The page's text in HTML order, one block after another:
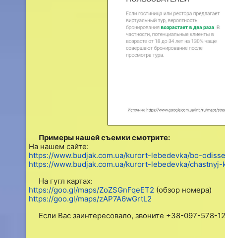
Примеры нашей съемки смотрите:
На нашем сайте:
https://www.budjak.com.ua/kurort-lebedevka/bo-
https://www.budjak.com.ua/kurort-lebedevka/
На гугл картах:
https://goo.gl/maps/ZoZSGnFqeET2 (обзор номера)
https://goo.gl/maps/zAP7A6wGrtL2
Если Вас заинтересовало, звоните +38-097-578-